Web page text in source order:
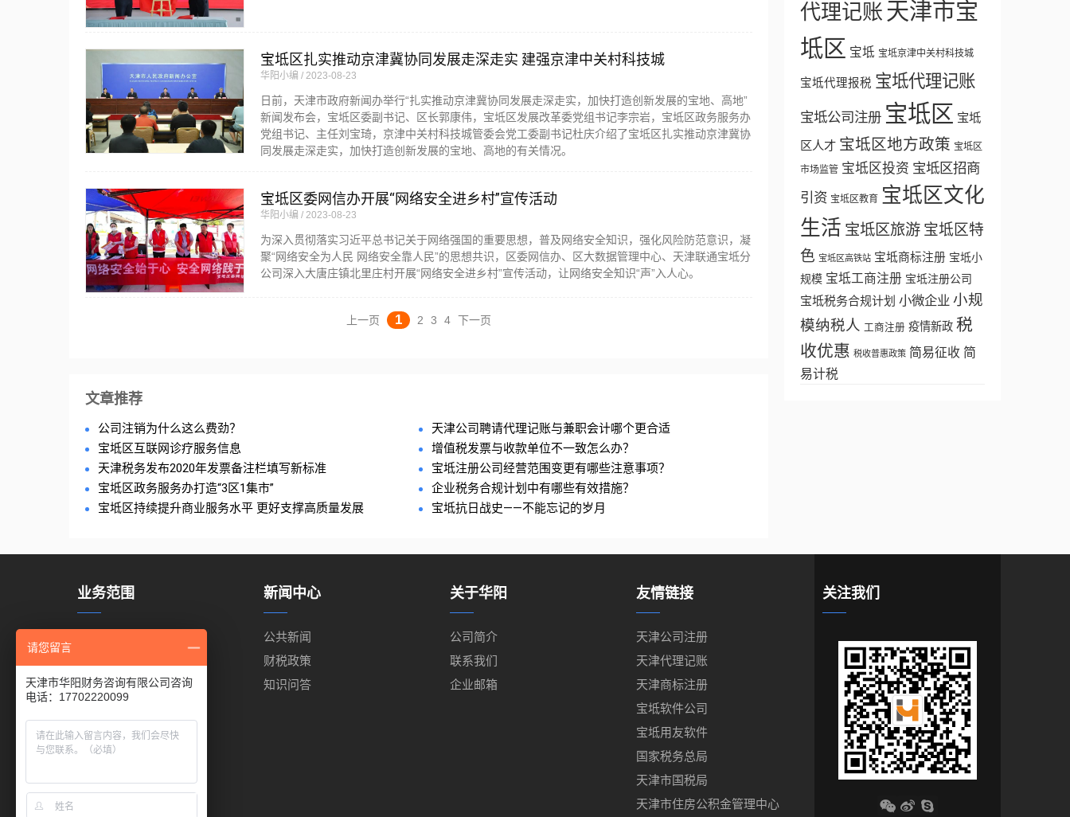
宝坻区扎实推动京津冀协同发展走深走实 建强京津中关村科技城
华阳小编 2023-08-23
日前，天津市政府新闻办举行“扎实推动京津冀协同发展走深走实，加快打造创新发展的宝地、高地”
新闻发布会，宝坻区委副书记、区长郭康伟，宝坻区发展改革委党组书记李宗岩，宝坻区政务服务办
党组书记、主任刘宝琦，京津中关村科技城管委会党工委副书记杜庆介绍了宝坻区扎实推动京津冀协
同发展走深走实，加快打造创新发展的宝地、高地的有关情况。
宝坻区委网信办开展“网络安全进乡村”宣传活动
华阳小编 2023-08-23
为深入贯彻落实习近平总书记关于网络强国的重要思想，普及网络安全知识，强化风险防范意识，凝
聚“网络安全为人民 网络安全靠人民”的思想共识，区委网信办、区大数据管理中心、天津联通宝坻分
公司深入大唐庄镇北里庄村开展“网络安全进乡村”宣传活动，让网络安全知识“声”入人心。
上一页 1 2 3 4 下一页
文章推荐
公司注销为什么这么费劲？
天津公司聘请代理记账与兼职会计哪个更合适
宝坻区互联网诊疗服务信息
增值税发票与收款单位不一致怎么办？
天津税务发布2020年发票备注栏填写新标准
宝坻注册公司经营范围变更有哪些注意事项？
宝坻区政务服务办打造“3区1集市”
企业税务合规计划中有哪些有效措施？
宝坻区持续提升商业服务水平 更好支撑高质量发展
宝坻抗日战史——不能忘记的岁月
代理记账 天津市宝
坻区 宝坻 宝坻京津中关村科技城
宝坻代理报税 宝坻代理记账
宝坻公司注册 宝坻区 宝坻
区人才 宝坻区地方政策 宝坻区
市场监管 宝坻区投资 宝坻区招商
引资 宝坻区教育 宝坻区文化
生活 宝坻区旅游 宝坻区特
色 宝坻区高铁站 宝坻商标注册 宝坻小
规模 宝坻工商注册 宝坻注册公司
宝坻税务合规计划 小微企业 小规
模纳税人 工商注册 疫情新政 税
收优惠 税收普惠政策 简易征收 简
易计税
业务范围
工商注册
商标注册
代缴公积金
代缴社保
新闻中心
公共新闻
财税政策
知识问答
关于华阳
公司简介
联系我们
企业邮箱
友情链接
天津公司注册
天津代理记账
天津商标注册
宝坻软件公司
宝坻用友软件
国家税务总局
天津市国税局
天津市住房公积金管理中心
关注我们
请您留言
天津市华阳财务咨询有限公司咨询
电话：17702220099